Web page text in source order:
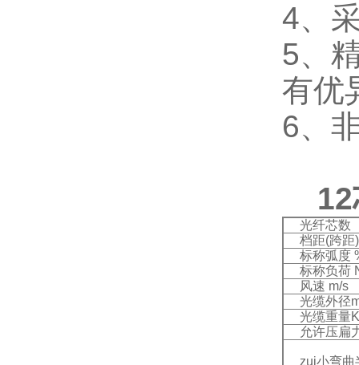
4、
5、
有优
6、
12
光纤芯数
档距(跨距)
标称弧度
标称负荷
风速 m/s
光缆外径
光缆重量
允许压扁
zui小弯曲